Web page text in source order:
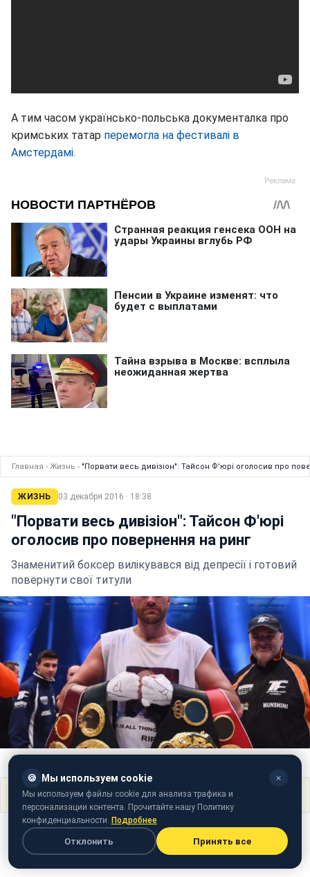
А тим часом українсько-польська документалка про
кримських татар перемогла на фестивалі в
Амстердамі.
Главная › Жизнь › "Порвати весь дивізіон": Тайсон Ф'юрі оголосив про
ЖИЗНЬ 03 декабря 2016 · 18:38
"Порвати весь дивізіон": Тайсон Ф'юрі
оголосив про повернення на ринг
Знаменитий боксер вилікувався від депресії і готовий
повернути свої титули
Фото: Тайсон Ф'юрі повертається ("Известия")
Поделиться
🍪 Мы используем cookie ✕
Мы используем файлы cookie для анализа трафика и
персонализации контента. Прочитайте нашу Политику
конфиденциальности. Подробнее
Отклонить Принять все